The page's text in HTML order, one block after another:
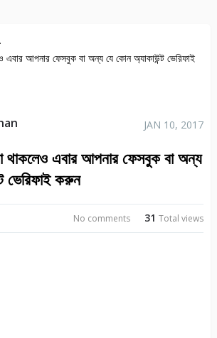
এবার আপনার ফেসবুক বা অন্য যে কোন অ্যাকাউন্ট ভেরিফাই
JAN 10, 2017
থাকলেও এবার আপনার ফেসবুক বা অন্য
ভেরিফাই করুন
31Total views
No comments